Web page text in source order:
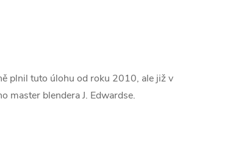
plnil tuto úlohu od roku 2010, ale již v
master blendera J. Edwardse.